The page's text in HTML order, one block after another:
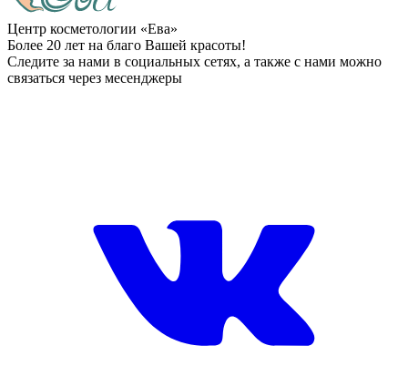
Центр косметологии «Ева»
Более 20 лет на благо Вашей красоты!
Следите за нами в социальных сетях, а также с нами можно
связаться через месенджеры